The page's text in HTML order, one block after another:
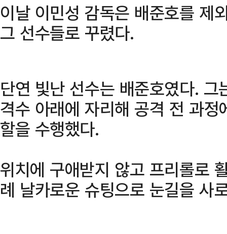
이날 이민성 감독은 배준호를 제
그 선수들로 꾸렸다.
단연 빛난 선수는 배준호였다.
격수 아래에 자리해 공격 전 과
할을 수행했다.
위치에 구애받지 않고 프리롤로
례 날카로운 슈팅으로 눈길을 사